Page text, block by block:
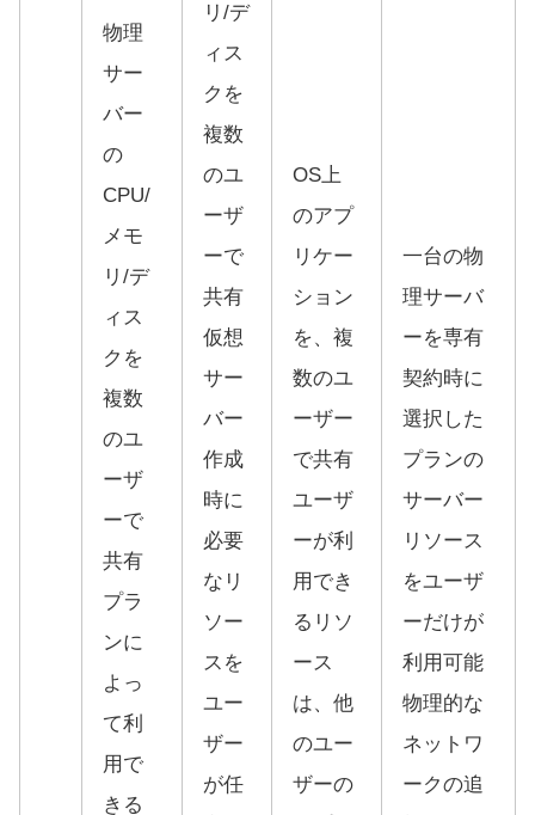
物理
サー
バー
の
CPU/
メモ
リ/デ
ィス
クを
複数
のユ
ーザ
ーで
共有
プラ
ンに
よっ
て利
用で
きる
リ/デ
ィス
クを
複数
のユ
ーザ
ーで
共有
仮想
サー
バー
作成
時に
必要
なリ
ソー
スを
ユー
ザー
が任
OS上
のアプ
リケー
ション
を、複
数のユ
ーザー
で共有
ユーザ
ーが利
用でき
るリソ
ース
は、他
のユー
ザーの
一台の物
理サーバ
ーを専有
契約時に
選択した
プランの
サーバー
リソース
をユーザ
ーだけが
利用可能
物理的な
ネットワ
ークの追